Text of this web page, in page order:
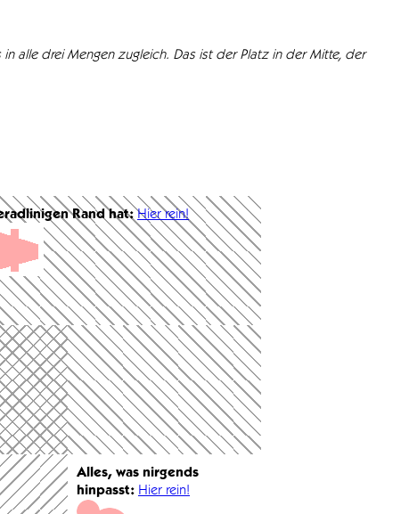
alle drei Mengen zugleich. Das ist der Platz in der Mitte, der
Rand hat:Hier rein!
Alles, was nirgends
hinpasst: Hier rein!